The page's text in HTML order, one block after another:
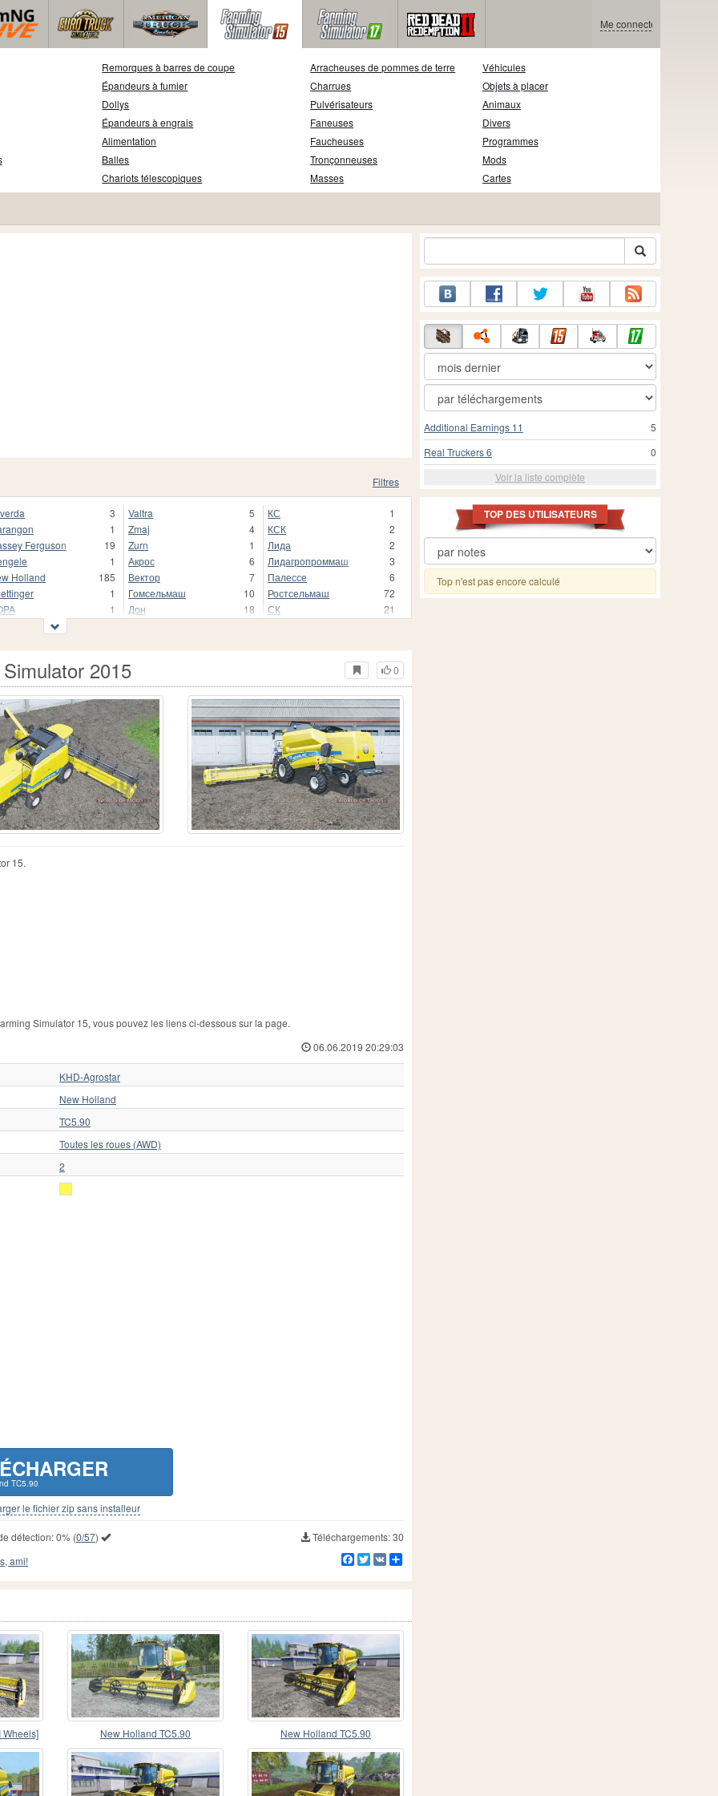
Me connecter
Remorques à barres de coupe
Épandeurs à fumier
Dollys
Épandeurs à engrais
Alimentation
Balles
Chariots télescopiques
Arracheuses de pommes de terre
Charrues
Pulvérisateurs
Faneuses
Faucheuses
Tronçonneuses
Masses
Véhicules
Objets à placer
Animaux
Divers
Programmes
Mods
Cartes
Filtres
3
1
Ferguson
19
1
Holland
185
1
1
Rosenlew
4
Rosenlew
4
2
Valtra
5
Zmaj
4
Zurn
1
Акрос
6
Вектор
7
Гомсельмаш
10
Дон
18
ЖЗЕ
КЗК
8
КЗС
1
КС
1
КСК
2
Лида
2
Лидагропроммаш
3
Палессе
6
Ростсельмаш
72
СК
21
2
Херсонмаш
1
0
2015
15.
Simulator 15, vous pouvez les liens ci-dessous sur la page.
06.06.2019 20:29:03
KHD-Agrostar
New Holland
TC5.90
Toutes les roues (AWD)
2
TC5.90
le fichier zip sans installeur
détection:0%(0/57)
Téléchargements: 30
ami! Facebook
Twitter
VK
Wheels] New Holland TC5.90 New Holland TC5.90
5
Additional Earnings 11
0
Real Truckers 6
Voir la liste complète
TOP DES UTILISATEURS
Top n'est pas encore calculé